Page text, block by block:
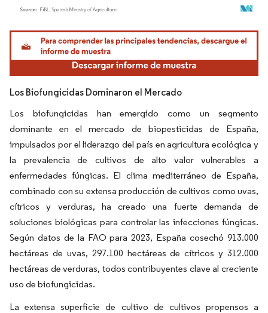
Imagen © Mordor Intelligence. El uso requiere atribución según CC BY 4.0.
Los Biofungicidas Dominaron el Mercado
Los biofungicidas han emergido como un segmento
dominante en el mercado de biopesticidas de España,
impulsados por el liderazgo del país en agricultura ecológica y
la prevalencia de cultivos de alto valor vulnerables a
enfermedades fúngicas. El clima mediterráneo de España,
combinado con su extensa producción de cultivos como uvas,
cítricos y verduras, ha creado una fuerte demanda de
soluciones biológicas para controlar las infecciones fúngicas.
Según datos de la FAO para 2023, España cosechó 913.000
hectáreas de uvas, 297.100 hectáreas de cítricos y 312.000
hectáreas de verduras, todos contribuyentes clave al creciente
uso de biofungicidas.
La extensa superficie de cultivo de cultivos propensos a